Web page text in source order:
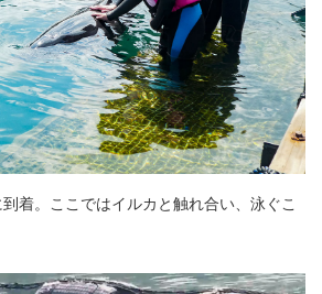
着。ここではイルカと触れ合い、泳ぐこ